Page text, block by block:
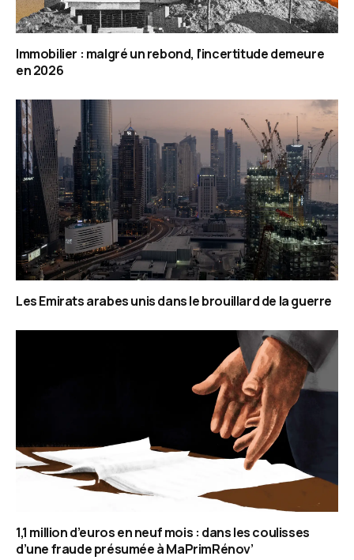
Immobilier : malgré un rebond, l’incertitude demeure
en 2026
Les Emirats arabes unis dans le brouillard de la guerre
1,1 million d’euros en neuf mois : dans les coulisses
d’une fraude présumée à MaPrimRénov’